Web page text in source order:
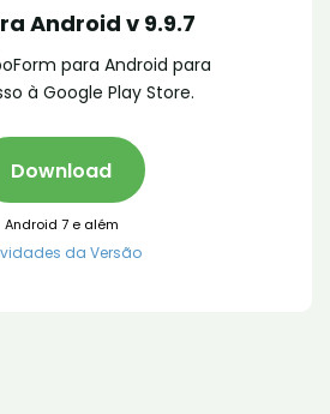
Android v 9.9.7
para Android para
à Google Play Store.
Download
Android 7 e além
da Versão